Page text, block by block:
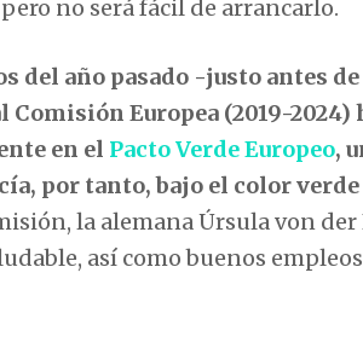
no será fácil de arrancarlo.
del año pasado -justo antes
Europea (2019-2024)
en el Pacto Verde Europeo,
por tanto, bajo el color verde
la alemana Úrsula von der
así como buenos